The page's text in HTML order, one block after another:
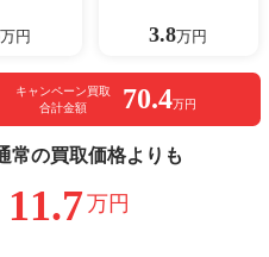
万円 3.8万円
キャンペーン買取
合計金額
70.4万円
常の買取価格よりも
11.7万円